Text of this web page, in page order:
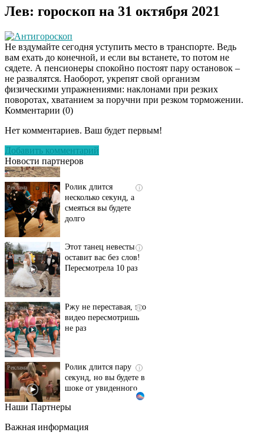
Лев: гороскоп на 31 октября 2021
Антигороскоп
Не вздумайте сегодня уступить место в транспорте. Ведь
вам ехать до конечной, и если вы встанете, то потом не
сядете. А пенсионеры спокойно постоят пару остановок –
не развалятся. Наоборот, укрепят свой организм
физическими упражнениями: наклонами при резких
поворотах, хватанием за поручни при резком торможении.
Комментарии (0)
Нет комментариев. Ваш будет первым!
Добавить комментарий
Новости партнеров
Скрытая камера на
люди вытворяют, когда
их не видят...
несколько секунд, а
смеяться вы будете
оставит вас без слов!
Пересмотрела 10 раз
видео пересмотришь
не раз
секунд, но вы будете в
шоке от увиденного
Скрытые признаки
не обращает
Наши Партнеры
Важная информация